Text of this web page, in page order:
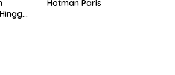
Hotman Paris